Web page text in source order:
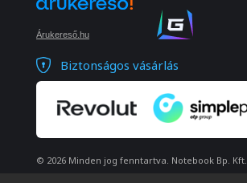
Árukereső.hu
Biztonságos vásárlás
© 2026 Minden jog fenntartva. Notebook Bp. Kft.